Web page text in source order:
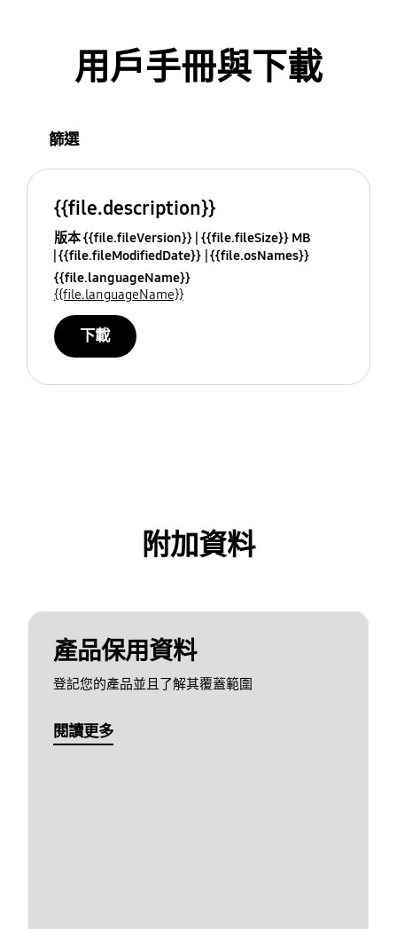
用戶手冊與下載
篩選
{{file.description}}
版本 {{file.fileVersion}} {{file.fileSize}} MB
{{file.fileModifiedDate}} {{file.osNames}}
{{file.languageName}}
{{file.languageName}}
下載
附加資料
產品保用資料
登記您的產品並且了解其覆蓋範圍
閱讀更多